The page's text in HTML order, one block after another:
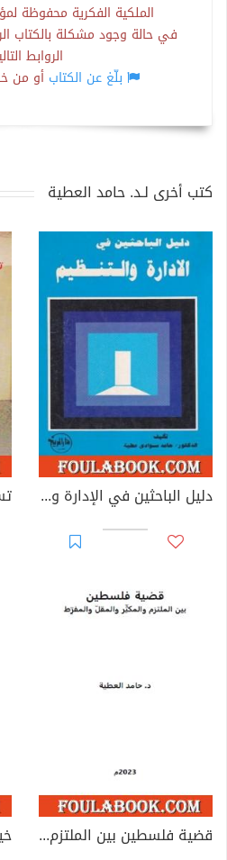
الملكية الفكرية محفوظة
في حالة وجود مشكلة بالكتاب
الروابط
بلّغ عن الكتاب أو من
كتب أخرى لـد. حامد العطية
دليل الباحثين في الإدارة والتنظيم
قضية فلسطين بين الملتزم والمكثر والمقل والمفرط